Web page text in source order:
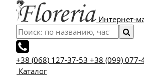
Интернет-
+38 (068) 127-37-53 +38 (099) 077-
Каталог